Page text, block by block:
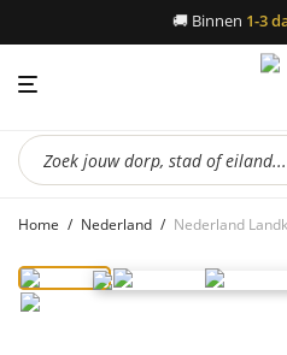
🚚 Binnen 1-3
Producten
zoeken
Home / Nederland / Nederland